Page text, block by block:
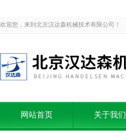
欢迎您，来到北京汉达森机械技术有限公司！
网站首页 关于我们